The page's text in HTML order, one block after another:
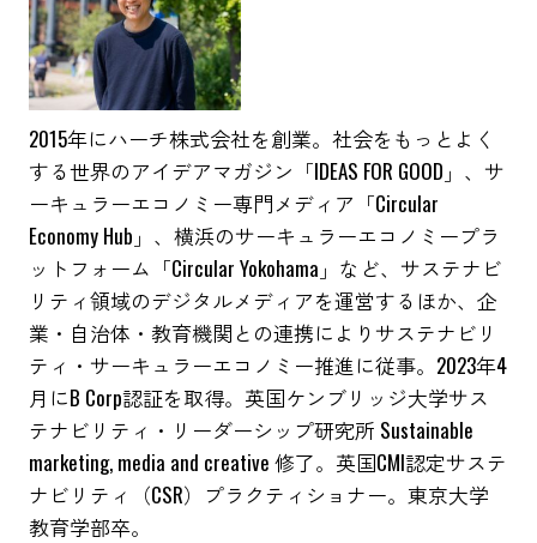
2015年にハーチ株式会社を創業。社会をもっとよく
する世界のアイデアマガジン「IDEAS FOR GOOD」、サ
ーキュラーエコノミー専門メディア「Circular
Economy Hub」、横浜のサーキュラーエコノミープラ
ットフォーム「Circular Yokohama」など、サステナビ
リティ領域のデジタルメディアを運営するほか、企
業・自治体・教育機関との連携によりサステナビリ
ティ・サーキュラーエコノミー推進に従事。2023年4
月にB Corp認証を取得。英国ケンブリッジ大学サス
テナビリティ・リーダーシップ研究所 Sustainable
marketing, media and creative 修了。英国CMI認定サステ
ナビリティ（CSR）プラクティショナー。東京大学
教育学部卒。